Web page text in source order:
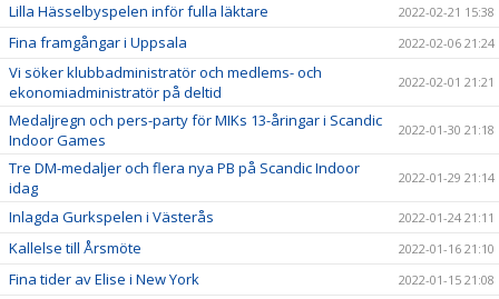
Lilla Hässelbyspelen inför fulla läktare 2022-02-21 15:38
Fina framgångar i Uppsala 2022-02-06 21:24
Vi söker klubbadministratör och medlems- och
ekonomiadministratör på deltid
2022-02-01 21:21
Medaljregn och pers-party för MIKs 13-åringar i Scandic
Indoor Games
2022-01-30 21:18
Tre DM-medaljer och flera nya PB på Scandic Indoor
idag
2022-01-29 21:14
Inlagda Gurkspelen i Västerås 2022-01-24 21:11
Kallelse till Årsmöte 2022-01-16 21:10
Fina tider av Elise i New York 2022-01-15 21:08